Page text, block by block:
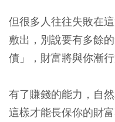
但很多人往往失敗在
敷出，別說要有多餘
債」，財富將與你漸行
有了賺錢的能力，自
這樣才能長保你的財